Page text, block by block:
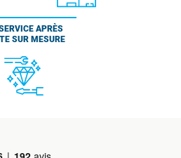
APRÈS
SUR MESURE